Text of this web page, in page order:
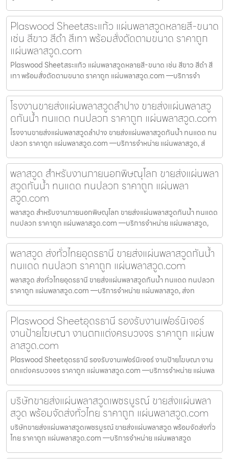
Plaswood Sheetสระแก้ว แผ่นพลาสวูดหลายสี-ขนาด
เช่น สีขาว สีดำ สีเทา พร้อมสั่งตัดตามขนาด ราคาถูก
แผ่นพลาสวูด.com
Plaswood Sheetสระแก้ว แผ่นพลาสวูดหลายสี-ขนาด เช่น สีขาว สีดำ สี
เทา พร้อมสั่งตัดตามขนาด ราคาถูก แผ่นพลาสวูด.com —บริการจำ
โรงงานขายส่งแผ่นพลาสวูดลำปาง ขายส่งแผ่นพลาสวู
ดกันน้ำ ทนแดด ทนปลวก ราคาถูก แผ่นพลาสวูด.com
โรงงานขายส่งแผ่นพลาสวูดลำปาง ขายส่งแผ่นพลาสวูดกันน้ำ ทนแดด ทน
ปลวก ราคาถูก แผ่นพลาสวูด.com —บริการจำหน่าย แผ่นพลาสวูด, ส่
พลาสวูด สำหรับงานภายนอกพิษณุโลก ขายส่งแผ่นพลา
สวูดกันน้ำ ทนแดด ทนปลวก ราคาถูก แผ่นพลา
สวูด.com
พลาสวูด สำหรับงานภายนอกพิษณุโลก ขายส่งแผ่นพลาสวูดกันน้ำ ทนแดด
ทนปลวก ราคาถูก แผ่นพลาสวูด.com —บริการจำหน่าย แผ่นพลาสวูด,
พลาสวูด ส่งทั่วไทยอุดรธานี ขายส่งแผ่นพลาสวูดกันน้ำ
ทนแดด ทนปลวก ราคาถูก แผ่นพลาสวูด.com
พลาสวูด ส่งทั่วไทยอุดรธานี ขายส่งแผ่นพลาสวูดกันน้ำ ทนแดด ทนปลวก
ราคาถูก แผ่นพลาสวูด.com —บริการจำหน่าย แผ่นพลาสวูด, ส่งท
Plaswood Sheetอุดรธานี รองรับงานเฟอร์นิเจอร์
งานป้ายโฆษณา งานตกแต่งครบวงจร ราคาถูก แผ่นพ
ลาสวูด.com
Plaswood Sheetอุดรธานี รองรับงานเฟอร์นิเจอร์ งานป้ายโฆษณา งาน
ตกแต่งครบวงจร ราคาถูก แผ่นพลาสวูด.com —บริการจำหน่าย แผ่นพล
บริษัทขายส่งแผ่นพลาสวูดเพชรบูรณ์ ขายส่งแผ่นพลา
สวูด พร้อมจัดส่งทั่วไทย ราคาถูก แผ่นพลาสวูด.com
บริษัทขายส่งแผ่นพลาสวูดเพชรบูรณ์ ขายส่งแผ่นพลาสวูด พร้อมจัดส่งทั่ว
ไทย ราคาถูก แผ่นพลาสวูด.com —บริการจำหน่าย แผ่นพลาสวูด